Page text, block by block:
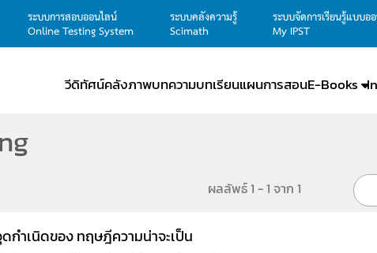
ระบบการสอบออนไลน์
Online Testing System
ระบบคลังความรู้
Scimath
ระบบจัดการเรียนรู้แบบอ
My IPST
วีดิทัศน์คลังภาพบทความบทเรียนแผนการสอนE-Books
ผลลัพธ์ 1 - 1 จาก 1
กำเนิดของ ทฤษฎีความน่าจะเป็น